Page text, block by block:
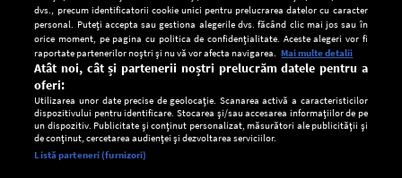
Setări:
dvs., precum identificatorii cookie unici pentru prelucrarea datelor cu caracter
personal. Puteți accepta sau gestiona alegerile dvs. făcând clic mai jos sau în
orice moment, pe pagina cu politica de confidențialitate. Aceste alegeri vor fi
raportate partenerilor noștri și nu vă vor afecta navigarea. Mai multe detalii
Atât noi, cât și partenerii noștri prelucrăm datele pentru a
oferi:
Utilizarea unor date precise de geolocație. Scanarea activă a caracteristicilor
dispozitivului pentru identificare. Stocarea și/sau accesarea informațiilor de pe
un dispozitiv. Publicitate și conținut personalizat, măsurători ale publicității și
de conținut, cercetarea audienței și dezvoltarea serviciilor.
Listă parteneri (furnizori)